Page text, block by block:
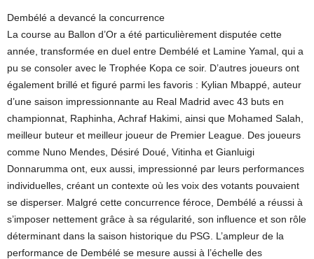
Dembélé a devancé la concurrence
La course au Ballon d’Or a été particulièrement disputée cette
année, transformée en duel entre Dembélé et Lamine Yamal, qui a
pu se consoler avec le Trophée Kopa ce soir. D’autres joueurs ont
également brillé et figuré parmi les favoris : Kylian Mbappé, auteur
d’une saison impressionnante au Real Madrid avec 43 buts en
championnat, Raphinha, Achraf Hakimi, ainsi que Mohamed Salah,
meilleur buteur et meilleur joueur de Premier League. Des joueurs
comme Nuno Mendes, Désiré Doué, Vitinha et Gianluigi
Donnarumma ont, eux aussi, impressionné par leurs performances
individuelles, créant un contexte où les voix des votants pouvaient
se disperser. Malgré cette concurrence féroce, Dembélé a réussi à
s’imposer nettement grâce à sa régularité, son influence et son rôle
déterminant dans la saison historique du PSG. L’ampleur de la
performance de Dembélé se mesure aussi à l’échelle des